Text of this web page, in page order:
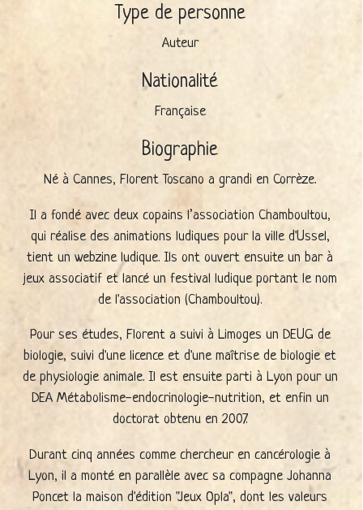
Type de personne
Auteur
Nationalité
Française
Biographie
Né à Cannes, Florent Toscano a grandi en Corrèze.
Il a fondé avec deux copains l’association Chamboultou,
qui réalise des animations ludiques pour la ville d'Ussel,
tient un webzine ludique. Ils ont ouvert ensuite un bar à
jeux associatif et lancé un festival ludique portant le nom
de l'association (Chamboultou).
Pour ses études, Florent a suivi à Limoges un DEUG de
biologie, suivi d'une licence et d'une maîtrise de biologie et
de physiologie animale. Il est ensuite parti à Lyon pour un
DEA Métabolisme-endocrinologie-nutrition, et enfin un
doctorat obtenu en 2007.
Durant cinq années comme chercheur en cancérologie à
Lyon, il a monté en parallèle avec sa compagne Johanna
Poncet la maison d'édition "Jeux Opla", dont les valeurs